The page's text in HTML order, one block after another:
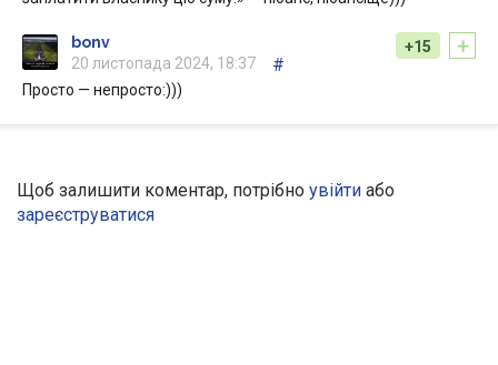
+
+15
bonv
20 листопада 2024, 18:37
#
Просто — непросто:)))
Щоб залишити коментар, потрібно увійти або
зареєструватися